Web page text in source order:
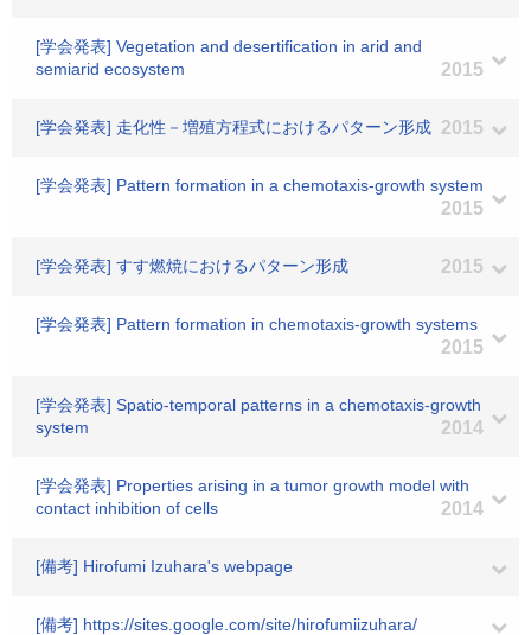
[学会発表] Vegetation and desertification in arid and
semiarid ecosystem
2015
[学会発表] 走化性－増殖方程式におけるパターン形成 2015
[学会発表] Pattern formation in a chemotaxis-growth system
2015
[学会発表] すす燃焼におけるパターン形成 2015
[学会発表] Pattern formation in chemotaxis-growth systems
2015
[学会発表] Spatio-temporal patterns in a chemotaxis-growth
system
2014
[学会発表] Properties arising in a tumor growth model with
contact inhibition of cells
2014
[備考] Hirofumi Izuhara's webpage
[備考] https://sites.google.com/site/hirofumiizuhara/